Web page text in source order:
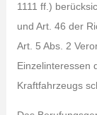
1111 ff.)
und Art. 46 der
Art. 5 Abs. 2
Einzelinteressen
Kraftfahrzeugs